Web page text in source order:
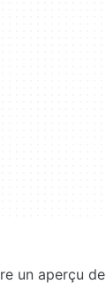
un aperçu de